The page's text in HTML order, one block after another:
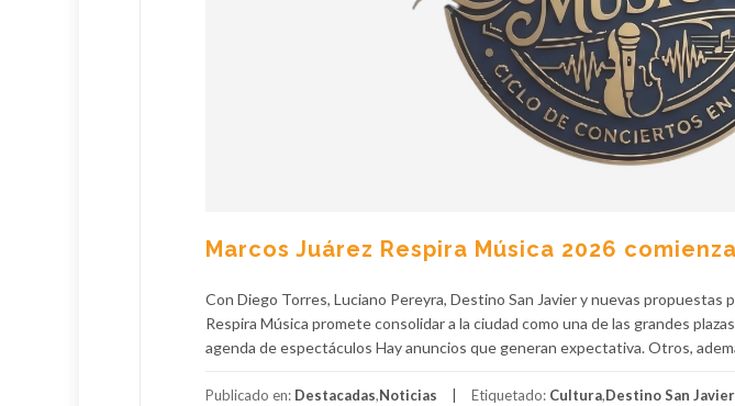
Marcos Juárez Respira Música 2026
Con Diego Torres, Luciano Pereyra, Destino San Javier y nuevas propuestas
Respira Música promete consolidar a la ciudad como una de las grandes
agenda de espectáculos Hay anuncios que generan expectativa. Otros,
Publicado en: Destacadas,Noticias Etiquetado: Cultura,Destino San Javier